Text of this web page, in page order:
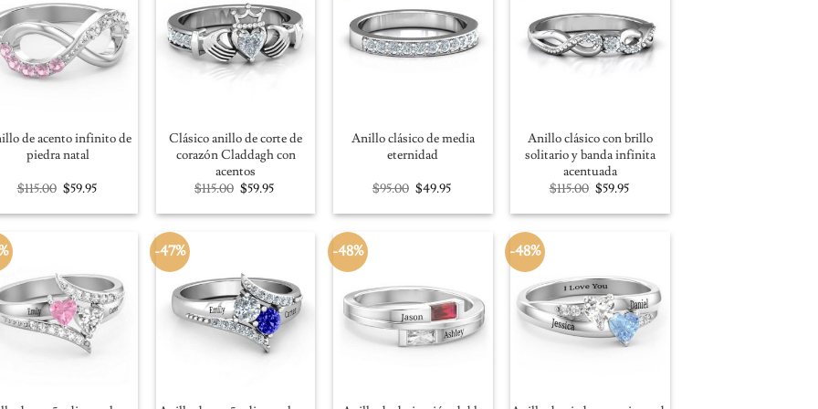
de acento infinito de
piedra natal
$115.00 Original
price
was:
$59.95Current
is:
Clásico anillo de corte de
corazón Claddagh con
acentos
$115.00 Original
price
was:
$59.95Current
is:
Anillo clásico de media
eternidad
$95.00 Original
price
was:
$49.95Current
is:
Anillo clásico con brillo
solitario y banda infinita
acentuada
$115.00 Original
price
was:
$59.95Current
is:
-47% -48% -48%